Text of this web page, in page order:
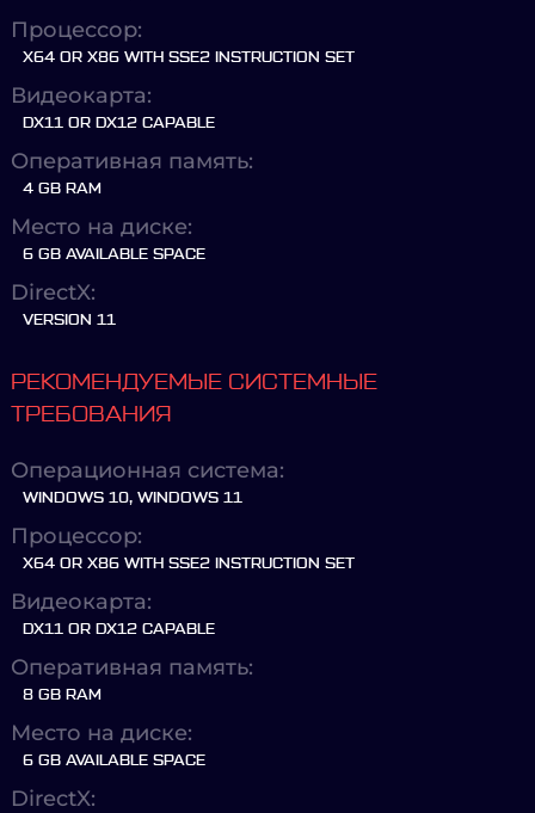
Процессор:
X64 OR X86 WITH SSE2 INSTRUCTION SET
Видеокарта:
DX11 OR DX12 CAPABLE
Оперативная память:
4 GB RAM
Место на диске:
6 GB AVAILABLE SPACE
DirectX:
VERSION 11
РЕКОМЕНДУЕМЫЕ СИСТЕМНЫЕ
ТРЕБОВАНИЯ
Операционная система:
WINDOWS 10, WINDOWS 11
Процессор:
X64 OR X86 WITH SSE2 INSTRUCTION SET
Видеокарта:
DX11 OR DX12 CAPABLE
Оперативная память:
8 GB RAM
Место на диске:
6 GB AVAILABLE SPACE
DirectX: